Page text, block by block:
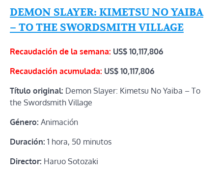
DEMON SLAYER: KIMETSU NO YAIBA
– TO THE SWORDSMITH VILLAGE
Recaudación de la semana: US$ 10,117,806
Recaudación acumulada: US$ 10,117,806
Título original: Demon Slayer: Kimetsu No Yaiba – To
the Swordsmith Village
Género: Animación
Duración: 1 hora, 50 minutos
Director: Haruo Sotozaki